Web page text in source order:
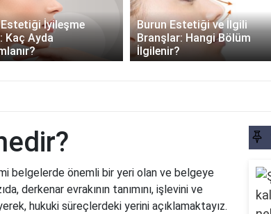
Estetiği İyileşme
Kaç Ayda
Burun Estetiği ve İlgili
Branşlar: Hangi Bölüm
İlgilenir?
belgelerde önemli bir yeri olan ve belgeye
derkenar evrakının tanımını, işlevini ve
hukuki süreçlerdeki yerini açıklamaktayız.